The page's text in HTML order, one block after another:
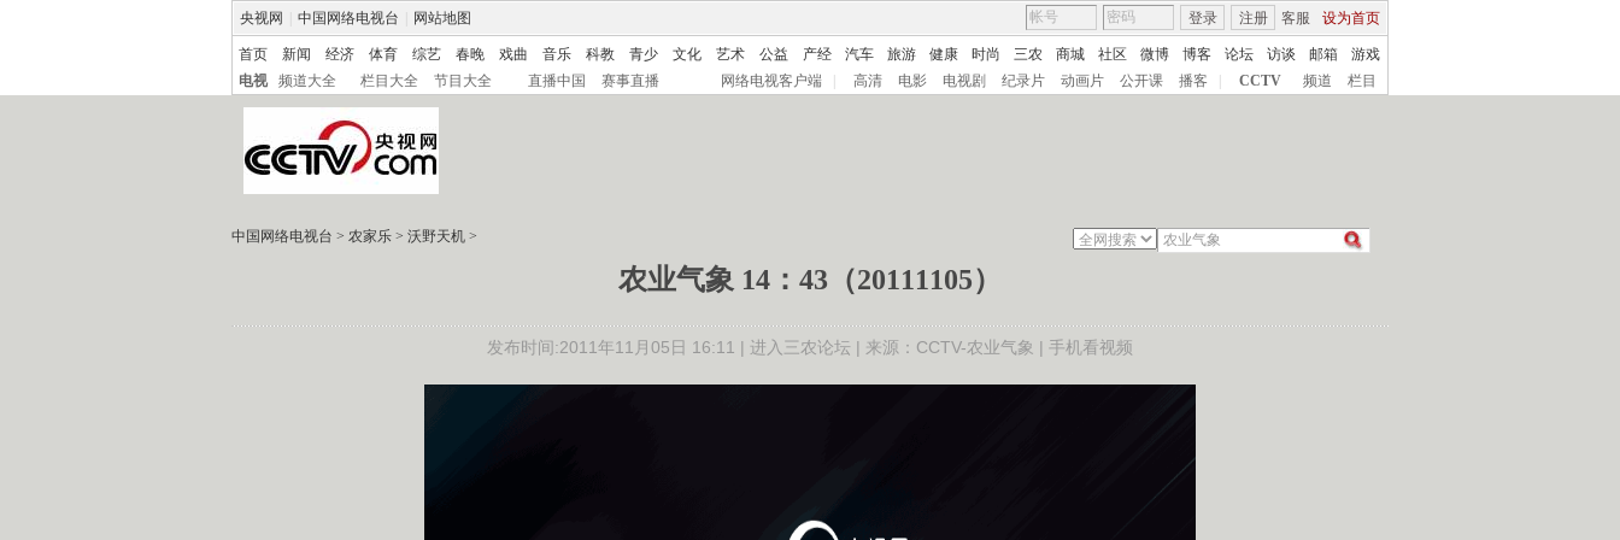
央视网 中国网络电视台 网站地图 客服 设为首页
登录 注册
首页 新闻 经济 体育 综艺 春晚 戏曲 音乐 科教 青少 文化 艺术 公益 产经 汽车 旅游 健康 时尚 三农 商城 社区 微博 博客 论坛 访谈 邮箱
游戏
电视
频道大全 栏目大全 节目大全 直播中国 赛事直播 网络电视客户端 高清 电影 电视剧 纪录片 动画片 公开课 播客 CCTV 频道 栏目
中国网络电视台 > 农家乐 > 沃野天机 >
农业气象 14：43（20111105）
发布时间:2011年11月05日 16:11 | 进入三农论坛 | 来源：CCTV-农业气象 | 手机看视频